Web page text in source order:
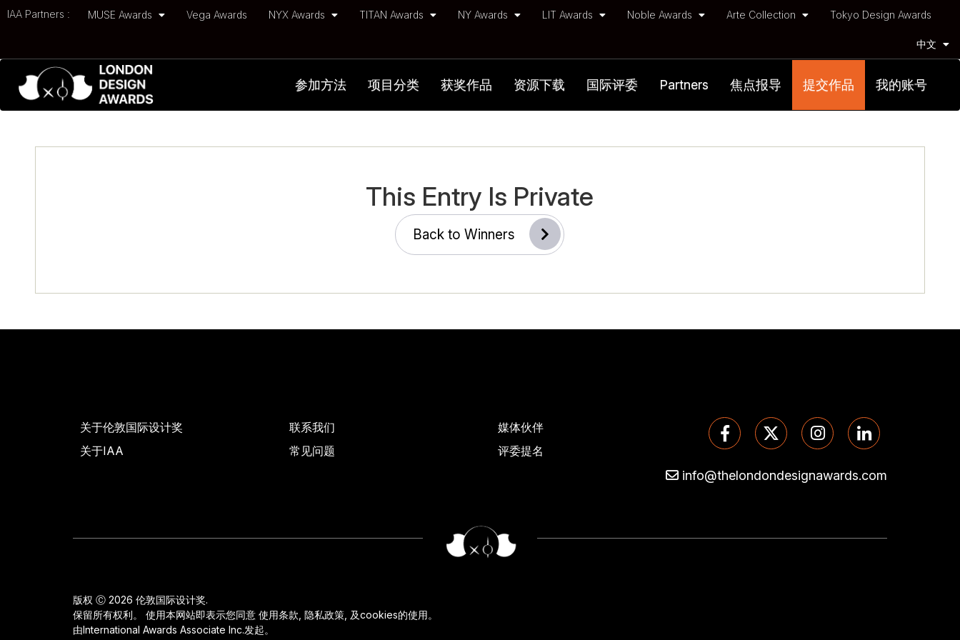
IAA Partners : MUSE Awards Vega Awards NYX Awards TITAN Awards NY Awards LIT Awards Noble Awards Arte Collection Tokyo Design Awards
中文
参加方法 项目分类 获奖作品 资源下载 国际评委 Partners 焦点报导 提交作品 我的账号
This Entry Is Private
Back to Winners
关于伦敦国际设计奖
关于IAA
联系我们
常见问题
媒体伙伴
评委提名
info@thelondondesignawards.com
版权 Ⓒ 2026 伦敦国际设计奖.
保留所有权利。 使用本网站即表示您同意 使用条款 隐私政策 , 及cookies的使用。
由International Awards Associate Inc.发起。